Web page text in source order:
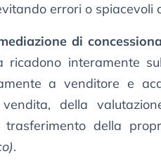
errori o spiacevoli
di
ricadono interamente
a venditore e
della
trasferimento della
.